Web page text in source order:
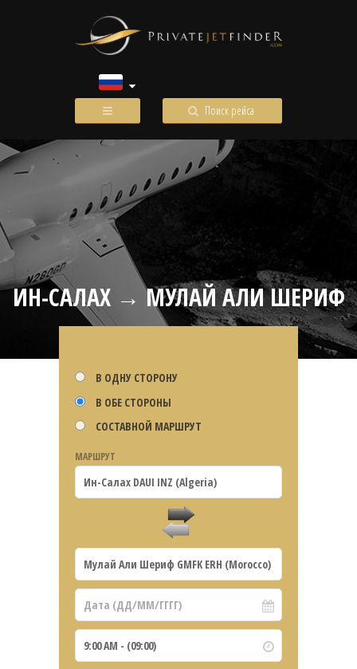
Поиск рейса
ИН-САЛАХ → МУЛАЙ АЛИ ШЕРИФ
В ОДНУ СТОРОНУ
В ОБЕ СТОРОНЫ
СОСТАВНОЙ МАРШРУТ
МАРШРУТ